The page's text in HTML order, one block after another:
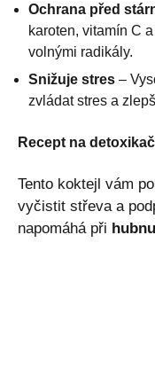
Ochrana před
karoten, vitamín C
volnými radikály.
Snižuje stres –
zvládat stres a
Recept na
Tento koktejl vám
vyčistit střeva a
napomáhá při